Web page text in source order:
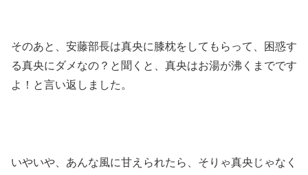
そのあと、安藤部長は真央に膝枕をしてもらって、困惑す
る真央にダメなの？と聞くと、真央はお湯が沸くまでです
よ！と言い返しました。
いやいや、あんな風に甘えられたら、そりゃ真央じゃなく